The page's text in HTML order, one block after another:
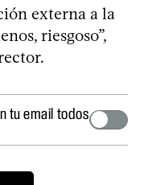
externa a la
riesgoso”,
tu email todos